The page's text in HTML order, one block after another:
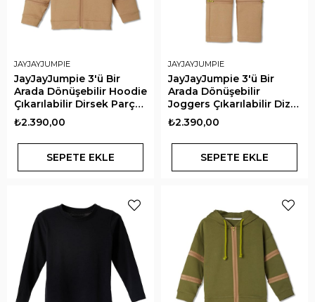
JAYJAYJUMPIE
JayJayJumpie 3'ü Bir
Arada Dönüşebilir Hoodie
Çıkarılabilir Dirsek Parçalı
Kapüşonlu Çocuk
Sweatshirt | Bej
₺2.390,00
SEPETE EKLE
JAYJAYJUMPIE
JayJayJumpie 3'ü Bir
Arada Dönüşebilir
Joggers Çıkarılabilir Diz
Parçalı Çocuk Pantolon |
Bej
₺2.390,00
SEPETE EKLE